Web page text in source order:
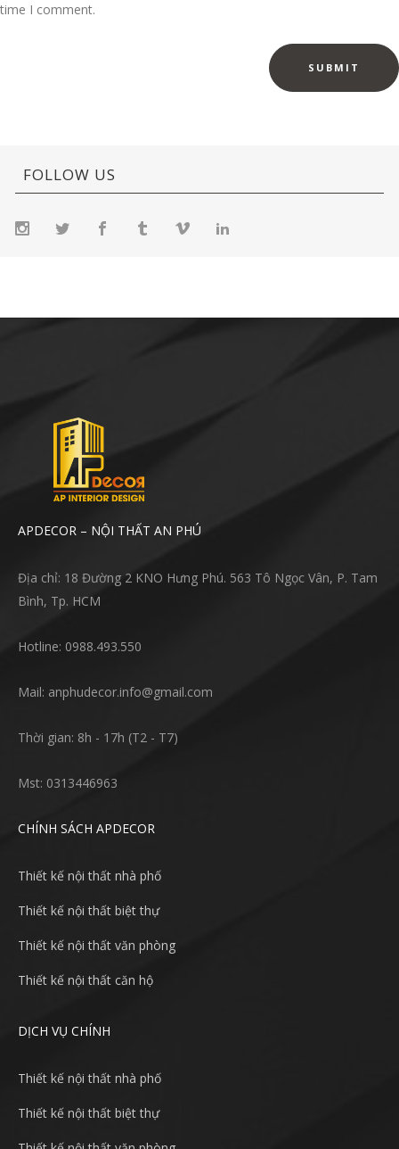
time I comment.
FOLLOW US
APDECOR – NỘI THẤT AN PHÚ
Địa chỉ: 18 Đường 2 KNO Hưng Phú. 563 Tô Ngọc Vân, P. Tam
Bình, Tp. HCM
Hotline: 0988.493.550
Mail: anphudecor.info@gmail.com
Thời gian: 8h - 17h (T2 - T7)
Mst: 0313446963
CHÍNH SÁCH APDECOR
Thiết kế nội thất nhà phố
Thiết kế nội thất biệt thự
Thiết kế nội thất văn phòng
Thiết kế nội thất căn hộ
DỊCH VỤ CHÍNH
Thiết kế nội thất nhà phố
Thiết kế nội thất biệt thự